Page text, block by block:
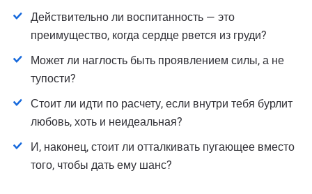
Действительно ли воспитанность — это
преимущество, когда сердце рвется из груди?
Может ли наглость быть проявлением силы, а не
тупости?
Стоит ли идти по расчету, если внутри тебя бурлит
любовь, хоть и неидеальная?
И, наконец, стоит ли отталкивать пугающее вместо
того, чтобы дать ему шанс?